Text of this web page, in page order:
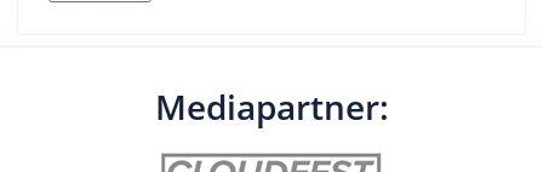
Mediapartner: